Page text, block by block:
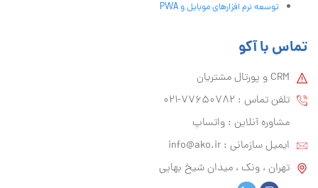
توسعه نرم افزارهای موبایل و PWA
تماس با آکو
CRM و پورتال مشتریان
تلفن تماس :‌ 77650782-021
مشاوره آنلاین : واتساپ
ایمیل سازمانی :‌ info@ako.ir
تهران ، ونک ، میدان شیخ بهایی